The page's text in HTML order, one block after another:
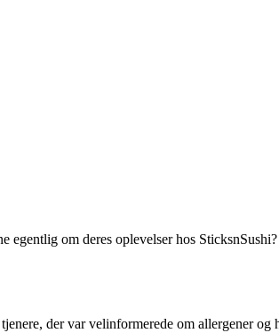
om deres oplevelser hos
der var velinformerede om allergener og